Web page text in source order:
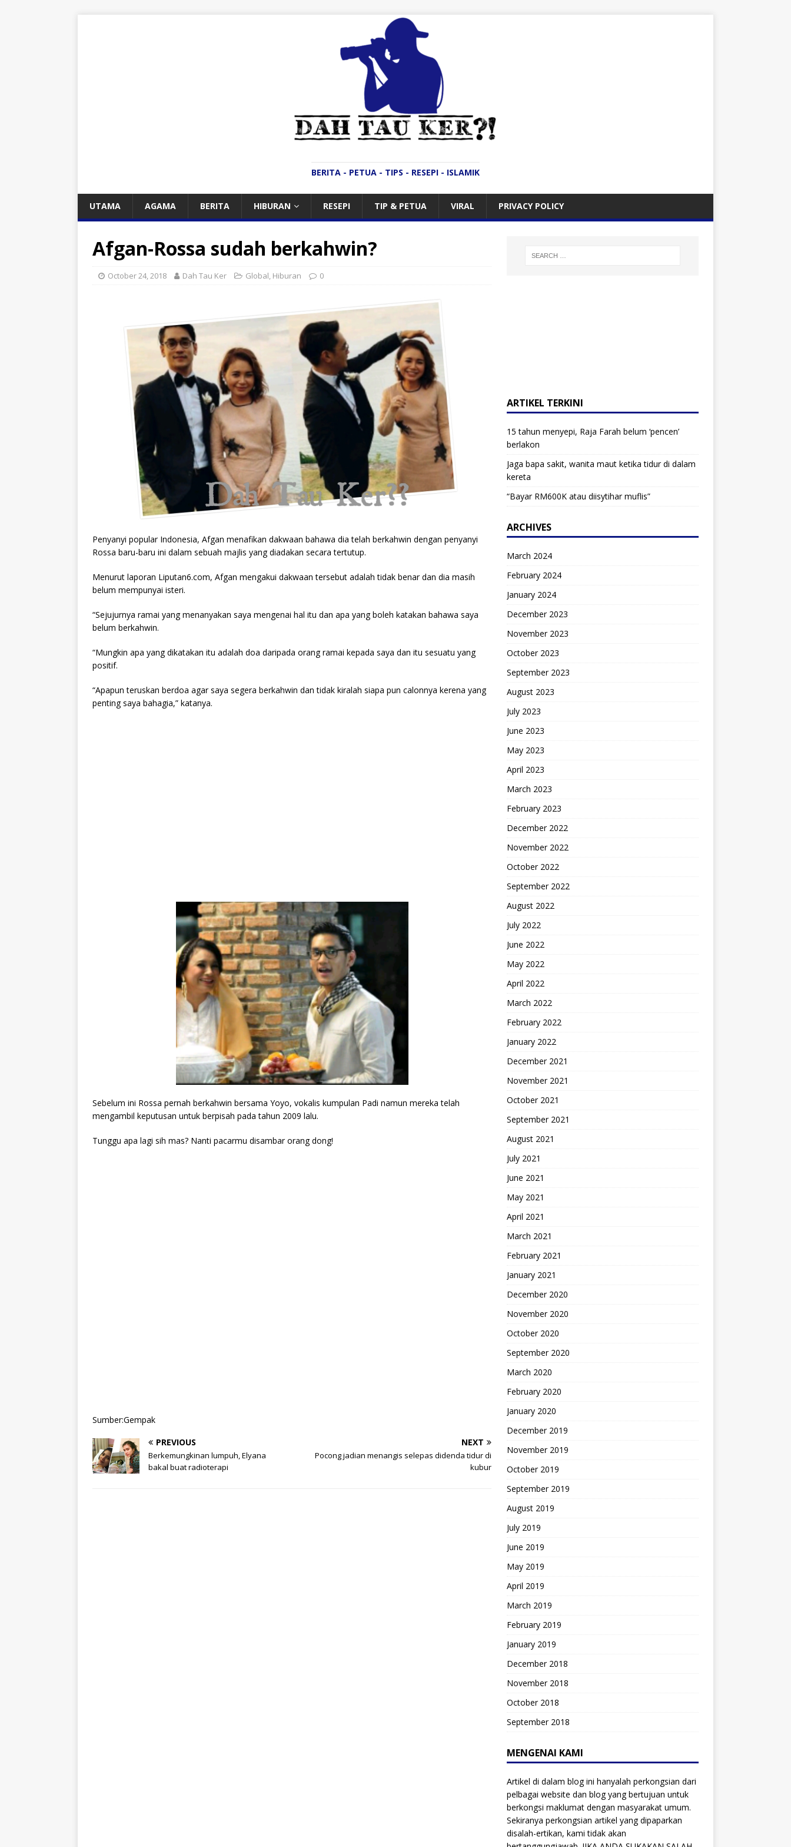
BERITA - PETUA - TIPS - RESEPI - ISLAMIK
UTAMA AGAMA BERITA HIBURAN RESEPI TIP & PETUA VIRAL PRIVACY POLICY
Afgan-Rossa sudah berkahwin?
October 24, 2018 Dah Tau Ker Global, Hiburan 0
Penyanyi popular Indonesia, Afgan menafikan dakwaan bahawa dia telah berkahwin dengan penyanyi
Rossa baru-baru ini dalam sebuah majlis yang diadakan secara tertutup.
Menurut laporan Liputan6.com, Afgan mengakui dakwaan tersebut adalah tidak benar dan dia masih
belum mempunyai isteri.
“Sejujurnya ramai yang menanyakan saya mengenai hal itu dan apa yang boleh katakan bahawa saya
belum berkahwin.
“Mungkin apa yang dikatakan itu adalah doa daripada orang ramai kepada saya dan itu sesuatu yang
positif.
“Apapun teruskan berdoa agar saya segera berkahwin dan tidak kiralah siapa pun calonnya kerena yang
penting saya bahagia,” katanya.
Sebelum ini Rossa pernah berkahwin bersama Yoyo, vokalis kumpulan Padi namun mereka telah
mengambil keputusan untuk berpisah pada tahun 2009 lalu.
Tunggu apa lagi sih mas? Nanti pacarmu disambar orang dong!
Sumber:Gempak
PREVIOUS
Berkemungkinan lumpuh, Elyana
bakal buat radioterapi
NEXT
Pocong jadian menangis selepas didenda tidur di
kubur
ARTIKEL TERKINI
15 tahun menyepi, Raja Farah belum ‘pencen’
berlakon
Jaga bapa sakit, wanita maut ketika tidur di dalam
kereta
“Bayar RM600K atau diisytihar muflis”
ARCHIVES
March 2024
February 2024
January 2024
December 2023
November 2023
October 2023
September 2023
August 2023
July 2023
June 2023
May 2023
April 2023
March 2023
February 2023
December 2022
November 2022
October 2022
September 2022
August 2022
July 2022
June 2022
May 2022
April 2022
March 2022
February 2022
January 2022
December 2021
November 2021
October 2021
September 2021
August 2021
July 2021
June 2021
May 2021
April 2021
March 2021
February 2021
January 2021
December 2020
November 2020
October 2020
September 2020
March 2020
February 2020
January 2020
December 2019
November 2019
October 2019
September 2019
August 2019
July 2019
June 2019
May 2019
April 2019
March 2019
February 2019
January 2019
December 2018
November 2018
October 2018
September 2018
MENGENAI KAMI
Artikel di dalam blog ini hanyalah perkongsian dari
pelbagai website dan blog yang bertujuan untuk
berkongsi maklumat dengan masyarakat umum.
Sekiranya perkongsian artikel yang dipaparkan
disalah-ertikan, kami tidak akan